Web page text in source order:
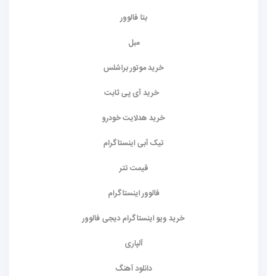
بتا فالوور
مبل
خرید موتور براشلس
خرید آی پی ثابت
خرید هدلایت خودرو
تیک آبی اینستاگرام
قیمت تتر
فالوور اینستاگرام
خرید ویو اینستاگرام دیجی فالوور
آلپاری
دانلود آهنگ